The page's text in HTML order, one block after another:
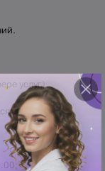
услуг)